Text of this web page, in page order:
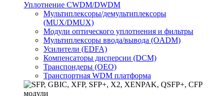
Уплотнение CWDM/DWDM
Мультиплексоры/демультиплексоры
(MUX/DMUX)
Модули оптического уплотнения и фильтры
Мультиплексоры ввода/вывода (OADM)
Усилители (EDFA)
Компенсаторы дисперсии (DCM)
Транспондеры (OEO)
Транспортная WDM платформа